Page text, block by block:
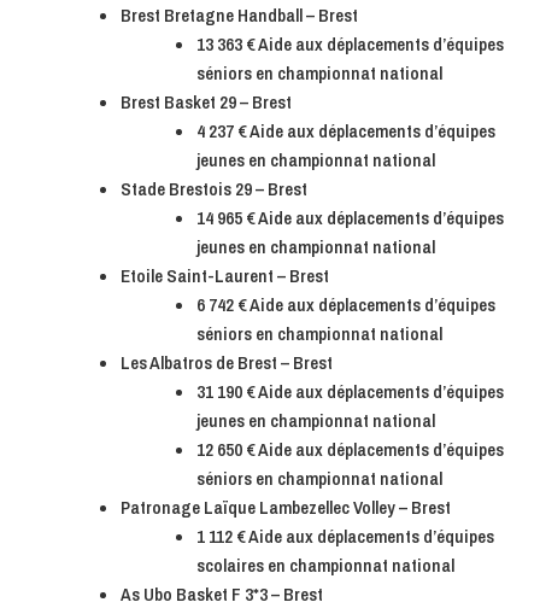
Brest Bretagne Handball – Brest
13 363 € Aide aux déplacements d’équipes
séniors en championnat national
Brest Basket 29 – Brest
4 237 € Aide aux déplacements d’équipes
jeunes en championnat national
Stade Brestois 29 – Brest
14 965 € Aide aux déplacements d’équipes
jeunes en championnat national
Etoile Saint-Laurent – Brest
6 742 € Aide aux déplacements d’équipes
séniors en championnat national
Les Albatros de Brest – Brest
31 190 € Aide aux déplacements d’équipes
jeunes en championnat national
12 650 € Aide aux déplacements d’équipes
séniors en championnat national
Patronage Laïque Lambezellec Volley – Brest
1 112 € Aide aux déplacements d’équipes
scolaires en championnat national
As Ubo Basket F 3*3 – Brest